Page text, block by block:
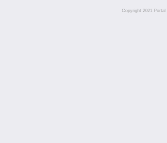
Copyright 2021